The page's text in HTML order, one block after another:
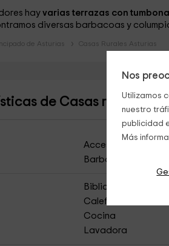
Nos
Utilizamos
nuestro
publicidad
Más
hay varias terrazas con
diversas barbacoas y
de Asturias Casas Rurales Asturias
de Casas rurales
Acceso Asfaltado
Barbacoa
Biblioteca
Calefacción
Cocina
Lavadora